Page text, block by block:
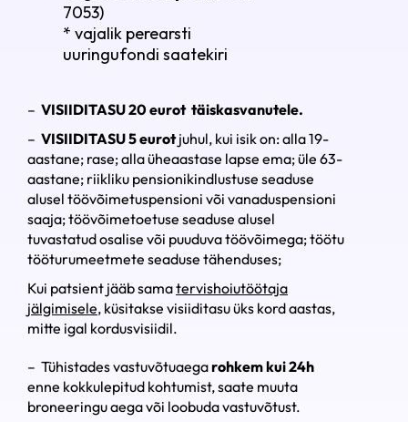
7053)
* vajalik perearsti
uuringufondi saatekiri
– VISIIDITASU 20 eurot täiskasvanutele.
– VISIIDITASU 5 eurotjuhul, kui isik on: alla 19-
aastane; rase; alla üheaastase lapse ema; üle 63-
aastane; riikliku pensionikindlustuse seaduse
alusel töövõimetuspensioni või vanaduspensioni
saaja; töövõimetoetuse seaduse alusel
tuvastatud osalise või puuduva töövõimega; töötu
tööturumeetmete seaduse tähenduses;
Kui patsient jääb samatervishoiutöötaja
jälgimisele, küsitakse visiiditasu üks kord aastas,
mitte igal kordusvisiidil.
– Tühistades vastuvõtuaegarohkem kui 24h
enne kokkulepitud kohtumist, saate muuta
broneeringu aega või loobuda vastuvõtust.